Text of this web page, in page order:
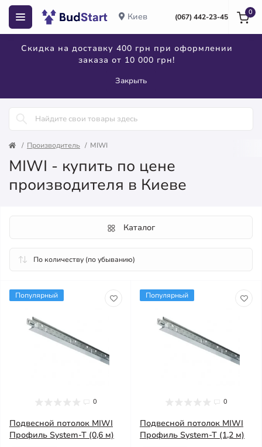
Киев (067) 442-23-45
Скидка на доставку 400 грн при оформлении
заказа от 10 000 грн!
Закрыть
0
Производитель MIWI
MIWI - купить по цене
производителя в Киеве
Каталог
Популярный
0
Подвесной потолок MIWI
Профиль System-T (0,6 м)
Популярный
0
Подвесной потолок MIWI
Профиль System-T (1,2 м)